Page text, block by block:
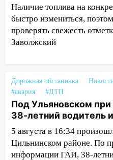
15:34 После
прокуратуры в
области привели в
площадки
15:08
В Кузоватово
проверки обновили
пешеходных
14:40 На проспекте
запретили
50-метровом
Наличие топлива на
быстро измениться,
проверять свежесть
Заволжский
Дорожная обстановка
#авария
#ДТП
Под Ульяновском при
38-летний водитель
5 августа в 16:34
Цильнинском районе. По
информации ГАИ, 38-